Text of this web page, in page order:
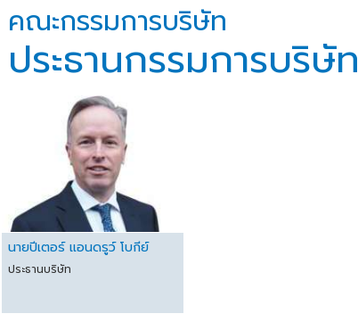
คณะกรรมการบริษัท
ประธานกรรมการบริษัท
นายปีเตอร์ แอนดรูว์ โบกีย์
ประธานบริษัท